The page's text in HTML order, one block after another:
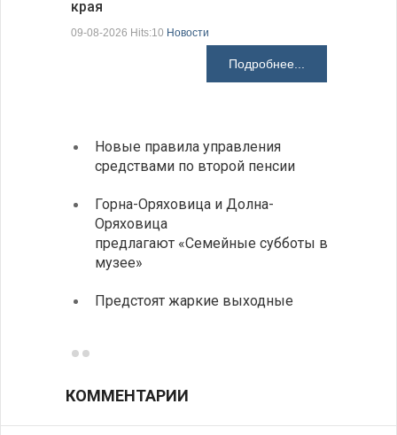
края
09-08-2026 Hits:10 Новости
Подробнее...
Новые правила управления
средствами по второй пенсии
Горна-Оряховица и Долна-
Оряховица
предлагают «Семейные субботы в
музее»
Предстоят жаркие выходные
КОММЕНТАРИИ